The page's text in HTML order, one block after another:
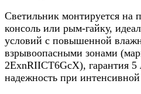
Светильник монтируется на
консоль или рым-гайку,
условий с повышенной
взрывоопасными зонами
2ExnRIICT6GcX), гарантия 5
надежность при